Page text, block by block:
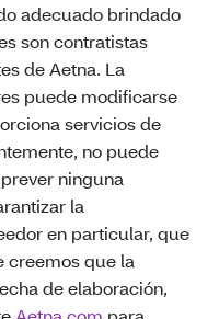
adecuado brindado
son contratistas
de Aetna. La
puede modificarse
servicios de
no puede
ninguna
la
en particular, que
creemos que la
de elaboración,